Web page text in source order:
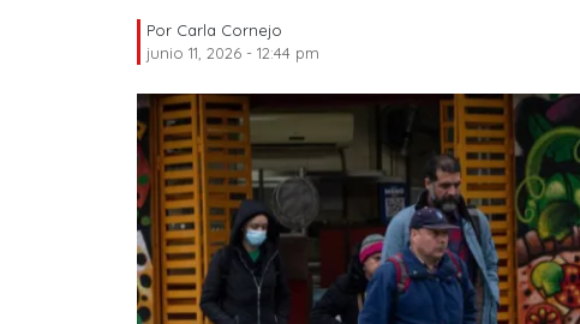
Por Carla Cornejo
junio 11, 2026 - 12:44 pm